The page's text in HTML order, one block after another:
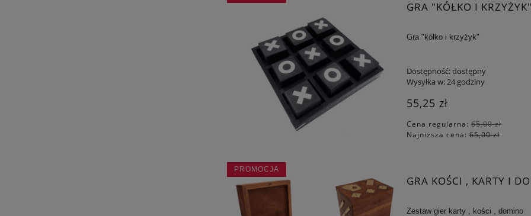
GRA "KÓŁKO I KRZYŻYK"
Gra "kółko i krzyżyk"
Dostępność:dostępny
Wysyłka w:24 godziny
55,25 zł
Cena regularna: 65,00 zł
Najniższa cena:65,00 zł
GRA KOŚCI , KARTY I
Zestaw gier karty , kości , domino
PROMOCJA